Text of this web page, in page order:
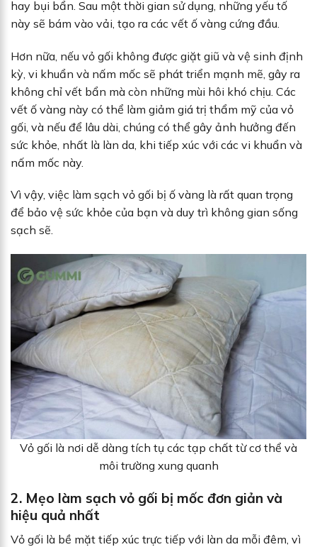
hay bụi bẩn. Sau một thời gian sử dụng, những yếu tố
này sẽ bám vào vải, tạo ra các vết ố vàng cứng đầu.
Hơn nữa, nếu vỏ gối không được giặt giũ và vệ sinh định
kỳ, vi khuẩn và nấm mốc sẽ phát triển mạnh mẽ, gây ra
không chỉ vết bẩn mà còn những mùi hôi khó chịu. Các
vết ố vàng này có thể làm giảm giá trị thẩm mỹ của vỏ
gối, và nếu để lâu dài, chúng có thể gây ảnh hưởng đến
sức khỏe, nhất là làn da, khi tiếp xúc với các vi khuẩn và
nấm mốc này.
Vì vậy, việc làm sạch vỏ gối bị ố vàng là rất quan trọng
để bảo vệ sức khỏe của bạn và duy trì không gian sống
sạch sẽ.
Vỏ gối là nơi dễ dàng tích tụ các tạp chất từ cơ thể và
môi trường xung quanh
2. Mẹo làm sạch vỏ gối bị mốc đơn giản và
hiệu quả nhất
Vỏ gối là bề mặt tiếp xúc trực tiếp với làn da mỗi đêm, vì